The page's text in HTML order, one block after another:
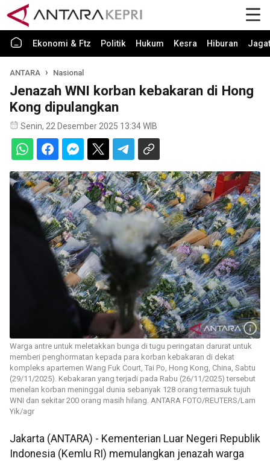
Ekonomi & Ftz Politik Hukum Kesra Hiburan Jagat
ANTARA Nasional
Jenazah WNI korban kebakaran di Hong
Kong dipulangkan
Senin, 22 Desember 2025 13:34 WIB
Warga antre untuk meletakkan bunga di tugu peringatan darurat untuk
memberi penghormatan kepada para korban kebakaran di dekat
kompleks apartemen Wang Fuk Court, Tai Po, Hong Kong, China, Sabtu
(29/11/2025). Kebakaran yang terjadi pada Rabu (26/11/2025) tersebut
menelan korban meninggal dunia sebanyak 128 orang termasuk tujuh
WNI dan sekitar 200 orang masih hilang. ANTARA FOTO/REUTERS/Lam
Yik/agr
Jakarta (ANTARA) - Kementerian Luar Negeri Republik
Indonesia (Kemlu RI) memulangkan jenazah warga